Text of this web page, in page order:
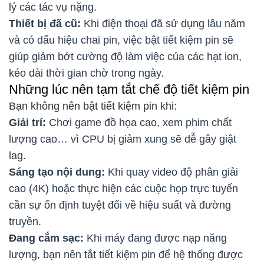
lý các tác vụ nặng.
Thiết bị đã cũ: Khi điện thoại đã sử dụng lâu năm
và có dấu hiệu chai pin, việc bật tiết kiệm pin sẽ
giúp giảm bớt cường độ làm việc của các hạt ion,
kéo dài thời gian chờ trong ngày.
Những lúc nên tạm tắt chế độ tiết kiệm pin
Bạn không nên bật tiết kiệm pin khi:
Giải trí: Chơi game đồ họa cao, xem phim chất
lượng cao… vì CPU bị giảm xung sẽ dễ gây giật
lag.
Sáng tạo nội dung: Khi quay video độ phân giải
cao (4K) hoặc thực hiện các cuộc họp trực tuyến
cần sự ổn định tuyệt đối về hiệu suất và đường
truyền.
Đang cắm sạc: Khi máy đang được nạp năng
lượng, bạn nên tắt tiết kiệm pin để hệ thống được